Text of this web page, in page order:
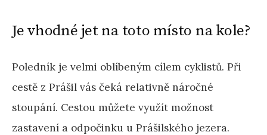
Je vhodné jet na toto místo na kole?
Poledník je velmi oblíbeným cílem cyklistů. Při
cestě z Prášil vás čeká relativně náročné
stoupání. Cestou můžete využít možnost
zastavení a odpočinku u Prášilského jezera.